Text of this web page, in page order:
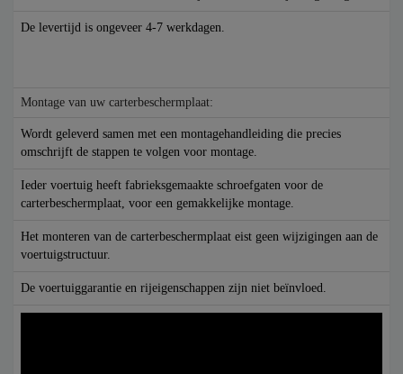
De levertijd is ongeveer 4-7 werkdagen.
Montage van uw carterbeschermplaat:
Wordt geleverd samen met een montagehandleiding die precies
omschrijft de stappen te volgen voor montage.
Ieder voertuig heeft fabrieksgemaakte schroefgaten voor de
carterbeschermplaat, voor een gemakkelijke montage.
Het monteren van de carterbeschermplaat eist geen wijzigingen aan de
voertuigstructuur.
De voertuiggarantie en rijeigenschappen zijn niet beïnvloed.